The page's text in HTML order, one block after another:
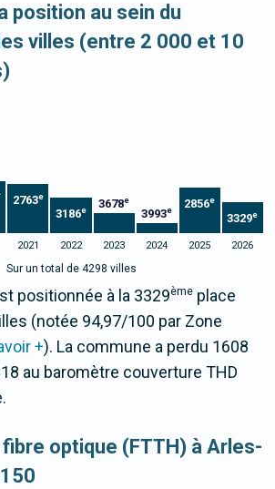
position au sein du
villes (entre 2 000 et 10
2763e
3186e 3678e
3993e 2856e
3329e
2021 2022 2023 2024 2025 2026
Sur un total de 4298 villes
positionnée à la 3329ème place
(notée 94,97/100 par Zone
+). La commune a perdu 1608
au baromètre couverture THD
optique (FTTH) à Arles-